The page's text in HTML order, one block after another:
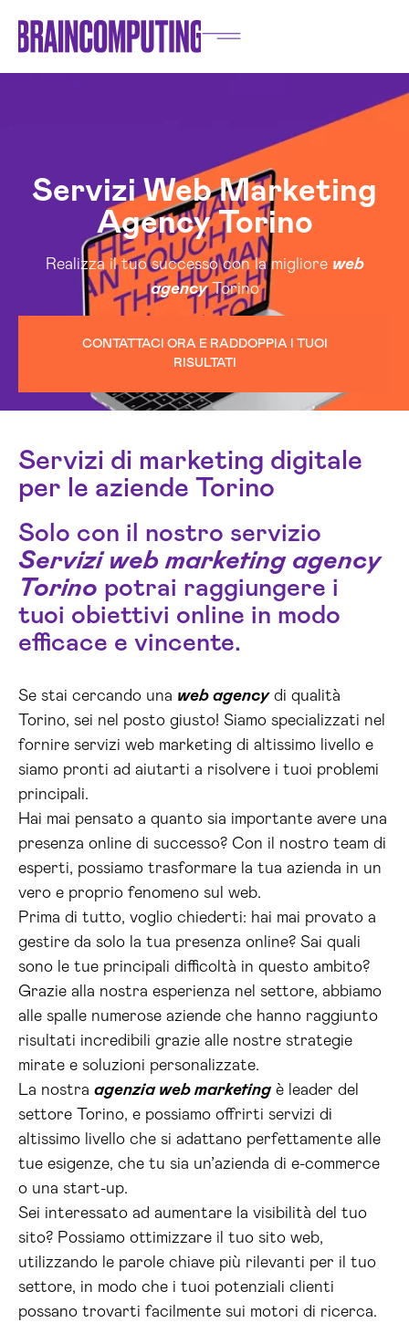
Servizi Web Marketing
Agency Torino
Realizza il tuo successo con la migliore web
agencyTorino
CONTATTACI ORA E RADDOPPIA I TUOI
RISULTATI
Servizi di marketing digitale
per le aziende Torino
Solo con il nostro servizio
Servizi web marketing agency
Torino potrai raggiungere i
tuoi obiettivi online in modo
efficace e vincente.
Se stai cercando una web agencydi qualità
Torino, sei nel posto giusto! Siamo specializzati nel
fornire servizi web marketing di altissimo livello e
siamo pronti ad aiutarti a risolvere i tuoi problemi
principali.
Hai mai pensato a quanto sia importante avere una
presenza online di successo? Con il nostro team di
esperti, possiamo trasformare la tua azienda in un
vero e proprio fenomeno sul web.
Prima di tutto, voglio chiederti: hai mai provato a
gestire da solo la tua presenza online? Sai quali
sono le tue principali difficoltà in questo ambito?
Grazie alla nostra esperienza nel settore, abbiamo
alle spalle numerose aziende che hanno raggiunto
risultati incredibili grazie alle nostre strategie
mirate e soluzioni personalizzate.
La nostra agenzia web marketing è leader del
settore Torino, e possiamo offrirti servizi di
altissimo livello che si adattano perfettamente alle
tue esigenze, che tu sia un’azienda di e-commerce
o una start-up.
Sei interessato ad aumentare la visibilità del tuo
sito? Possiamo ottimizzare il tuo sito web,
utilizzando le parole chiave più rilevanti per il tuo
settore, in modo che i tuoi potenziali clienti
possano trovarti facilmente sui motori di ricerca.